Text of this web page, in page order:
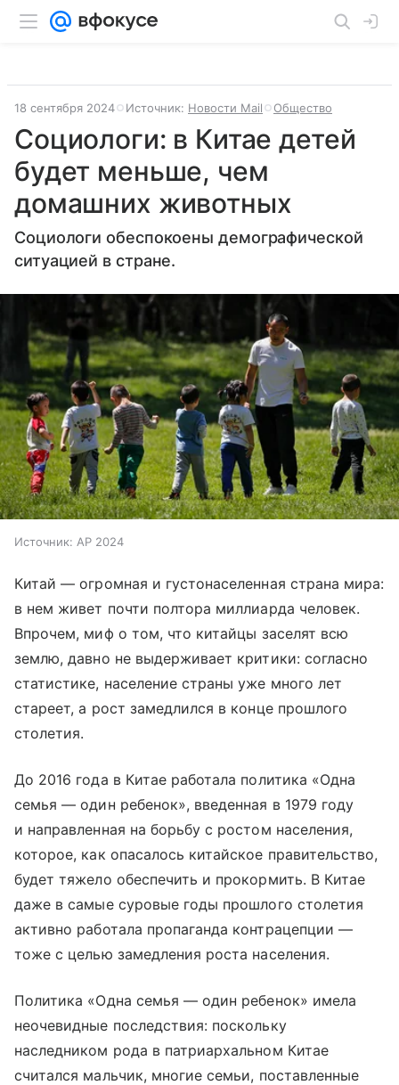
18 сентября 2024 Источник: Новости Mail Общество
Социологи: в Китае детей
будет меньше, чем
домашних животных
Социологи обеспокоены демографической
ситуацией в стране.
Источник: AP 2024
Китай — огромная и густонаселенная страна мира:
в нем живет почти полтора миллиарда человек.
Впрочем, миф о том, что китайцы заселят всю
землю, давно не выдерживает критики: согласно
статистике, население страны уже много лет
стареет, а рост замедлился в конце прошлого
столетия.
До 2016 года в Китае работала политика «Одна
семья — один ребенок», введенная в 1979 году
и направленная на борьбу с ростом населения,
которое, как опасалось китайское правительство,
будет тяжело обеспечить и прокормить. В Китае
даже в самые суровые годы прошлого столетия
активно работала пропаганда контрацепции —
тоже с целью замедления роста населения.
Политика «Одна семья — один ребенок» имела
неочевидные последствия: поскольку
наследником рода в патриархальном Китае
считался мальчик, многие семьи, поставленные